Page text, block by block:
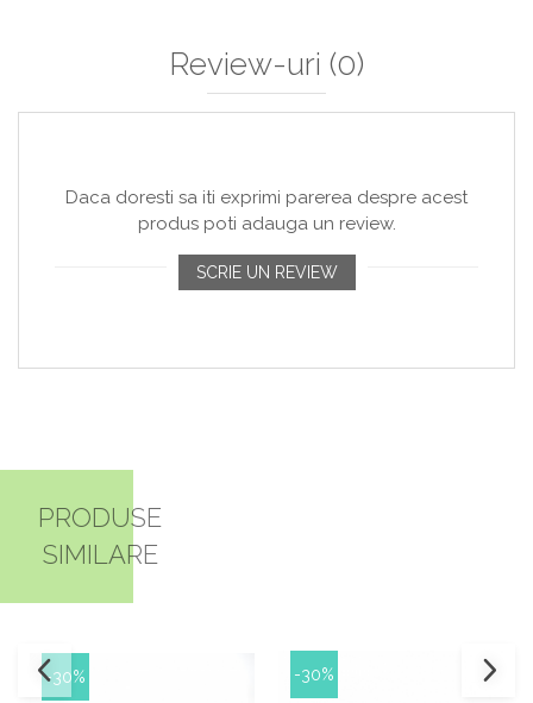
Review-uri (0)
Daca doresti sa iti exprimi parerea despre acest
produs poti adauga un review.
SCRIE UN REVIEW
PRODUSE
SIMILARE
-30% -30%